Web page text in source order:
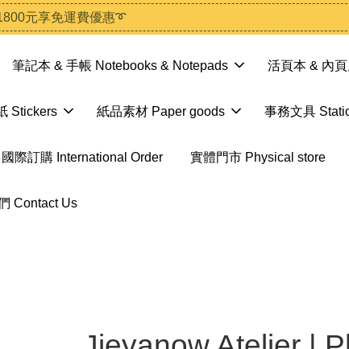
元享免運費優惠➰
筆記本 & 手帳 Notebooks & Notepads 活頁本 & 內
Stickers 紙品素材 Paper goods 事務文具
國際訂購 International Order 實體門市 Physical store
Contact Us